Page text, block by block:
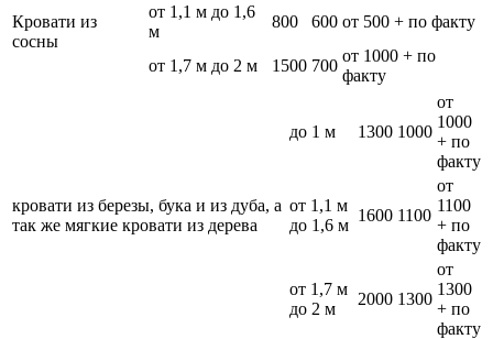
Кровати из
сосны
от 1,1 м до 1,6
м
800 600 от 500 + по факту
от 1,7 м до 2 м 1500 700
от 1000 + по
факту
кровати из березы, бука и из дуба, а
так же мягкие кровати из дерева
до 1 м 1300 1000
от
1000
+ по
факту
от 1,1 м
до 1,6 м
1600 1100
от
1100
+ по
факту
от 1,7 м
до 2 м
2000 1300
от
1300
+ по
факту